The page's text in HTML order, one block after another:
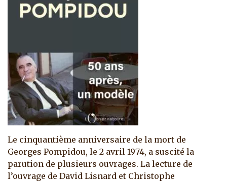
Le cinquantième anniversaire de la mort de
Georges Pompidou, le 2 avril 1974, a suscité la
parution de plusieurs ouvrages. La lecture de
l’ouvrage de David Lisnard et Christophe